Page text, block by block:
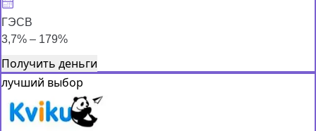
ГЭСВ
3,7% – 179%
Получить деньги
лучший выбор